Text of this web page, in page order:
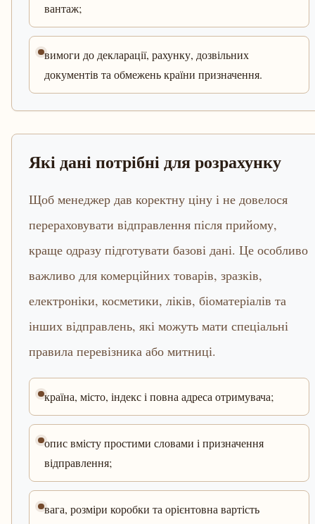
вантаж;
вимоги до декларації, рахунку, дозвільних
документів та обмежень країни призначення.
Які дані потрібні для розрахунку
Щоб менеджер дав коректну ціну і не довелося
перераховувати відправлення після прийому,
краще одразу підготувати базові дані. Це особливо
важливо для комерційних товарів, зразків,
електроніки, косметики, ліків, біоматеріалів та
інших відправлень, які можуть мати спеціальні
правила перевізника або митниці.
країна, місто, індекс і повна адреса отримувача;
опис вмісту простими словами і призначення
відправлення;
вага, розміри коробки та орієнтовна вартість